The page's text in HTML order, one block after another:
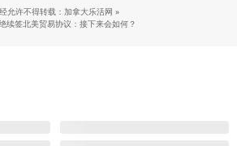
允许不得转载：加拿大乐活网 »
续签北美贸易协议：接下来会如何？